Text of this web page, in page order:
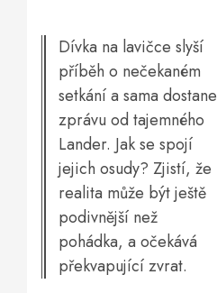
Dívka na lavičce slyší
příběh o nečekaném
setkání a sama dostane
zprávu od tajemného
Lander. Jak se spojí
jejich osudy? Zjistí, že
realita může být ještě
podivnější než
pohádka, a očekává
překvapující zvrat.